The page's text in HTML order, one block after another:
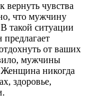
чувства
что мужчину
такой ситуации
от ваших
мужчины
Женщина никогда
здоровье,